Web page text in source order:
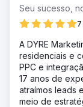
Seu sucesso,
A DYRE
residenciais e
PPC e
17 anos de
atraímos leads
meio de